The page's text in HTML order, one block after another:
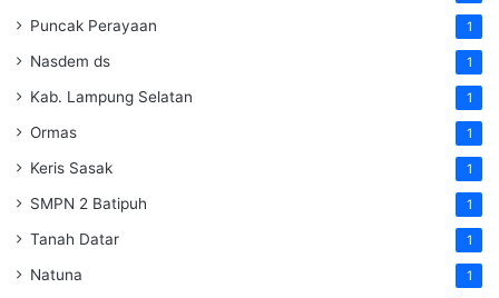
Puncak Perayaan 1
Nasdem ds 1
Kab. Lampung Selatan 1
Ormas 1
Keris Sasak 1
SMPN 2 Batipuh 1
Tanah Datar 1
Natuna 1